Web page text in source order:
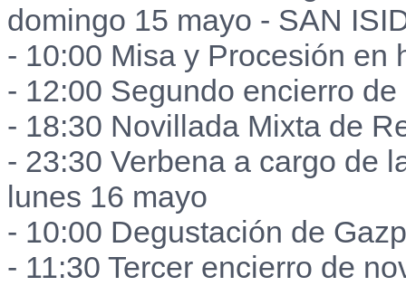
domingo 15 mayo - SAN
- 10:00 Misa y Procesión en
- 12:00 Segundo encierro
- 18:30 Novillada Mixta de
- 23:30 Verbena a cargo de
lunes 16 mayo
- 10:00 Degustación de
- 11:30 Tercer encierro de